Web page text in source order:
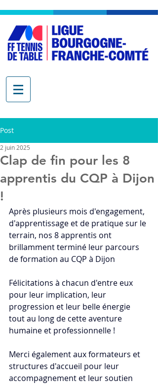
Post
Clap de fin pour les 8
apprentis du CQP à Dijon
!
2 juin 2025
Après plusieurs mois d'engagement,
d'apprentissage et de pratique sur le
terrain, nos 8 apprentis ont
brillamment terminé leur parcours
de formation au CQP à Dijon
Félicitations à chacun d'entre eux
pour leur implication, leur
progression et leur belle énergie
tout au long de cette aventure
humaine et professionnelle !
Merci également aux formateurs et
structures d'accueil pour leur
accompagnement et leur soutien